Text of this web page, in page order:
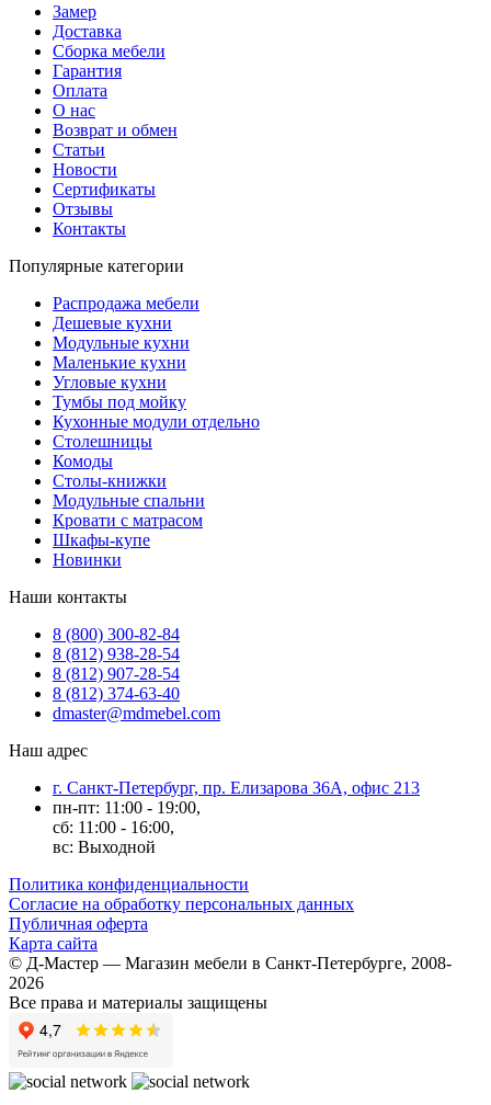
Замер
Доставка
Сборка мебели
Гарантия
Оплата
О нас
Возврат и обмен
Статьи
Новости
Сертификаты
Отзывы
Контакты
Популярные категории
Распродажа мебели
Дешевые кухни
Модульные кухни
Маленькие кухни
Угловые кухни
Тумбы под мойку
Кухонные модули отдельно
Столешницы
Комоды
Столы-книжки
Модульные спальни
Кровати с матрасом
Шкафы-купе
Новинки
Наши контакты
8 (800) 300-82-84
8 (812) 938-28-54
8 (812) 907-28-54
8 (812) 374-63-40
dmaster@mdmebel.com
Наш адрес
г. Санкт-Петербург, пр. Елизарова 36А, офис 213
пн-пт: 11:00 - 19:00,
сб: 11:00 - 16:00,
вс: Выходной
Политика конфиденциальности
Согласие на обработку персональных данных
Публичная оферта
Карта сайта
© Д-Мастер — Магазин мебели в Санкт-Петербурге, 2008-
2026
Все права и материалы защищены